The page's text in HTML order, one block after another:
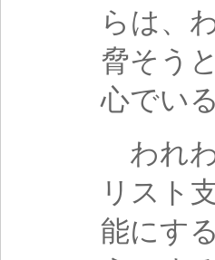
らは、
脅そう
心でい
われ
リスト
能にす